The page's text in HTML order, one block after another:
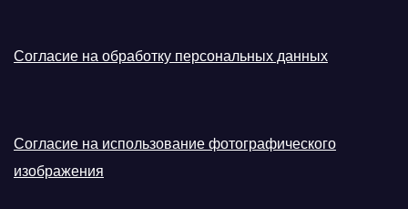
Согласие на обработку персональных данных
Согласие на использование фотографического
изображения